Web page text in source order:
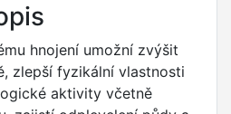
hnojení umožní zvýšit
zlepší fyzikální vlastnosti
aktivity včetně